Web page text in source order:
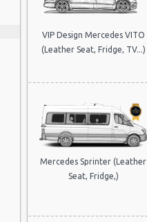
VIP Design Mercedes VITO
(Leather Seat, Fridge, TV...)
Mercedes Sprinter (Leather
Seat, Fridge,)